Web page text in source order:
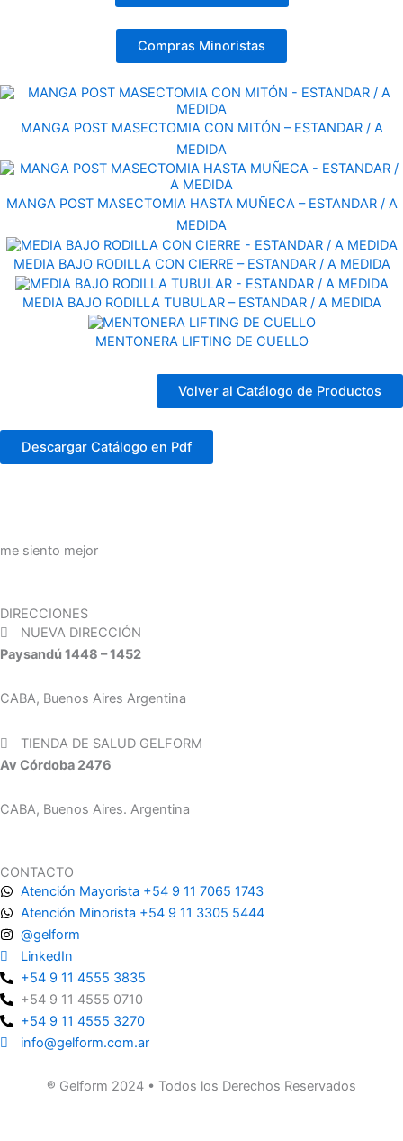
Compras Minoristas
MANGA POST MASECTOMIA CON MITÓN – ESTANDAR / A
MEDIDA
MANGA POST MASECTOMIA HASTA MUÑECA – ESTANDAR / A
MEDIDA
MEDIA BAJO RODILLA CON CIERRE – ESTANDAR / A MEDIDA
MEDIA BAJO RODILLA TUBULAR – ESTANDAR / A MEDIDA
MENTONERA LIFTING DE CUELLO
Volver al Catálogo de Productos
Descargar Catálogo en Pdf
me siento mejor
DIRECCIONES
NUEVA DIRECCIÓN
Paysandú 1448 – 1452
CABA, Buenos Aires Argentina
TIENDA DE SALUD GELFORM
Av Córdoba 2476
CABA, Buenos Aires. Argentina
CONTACTO
Atención Mayorista +54 9 11 7065 1743
Atención Minorista +54 9 11 3305 5444
@gelform
LinkedIn
+54 9 11 4555 3835
+54 9 11 4555 0710
+54 9 11 4555 3270
info@gelform.com.ar
® Gelform 2024 • Todos los Derechos Reservados